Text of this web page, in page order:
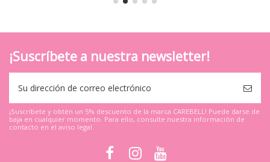
¡Suscríbete a nuestra newsletter!
¡Suscríbete y obtén un 5% descuento de la marca CAREBELL! Puede darse de
baja en cualquier momento. Para ello, consulte nuestra información de
contacto en el aviso legal.